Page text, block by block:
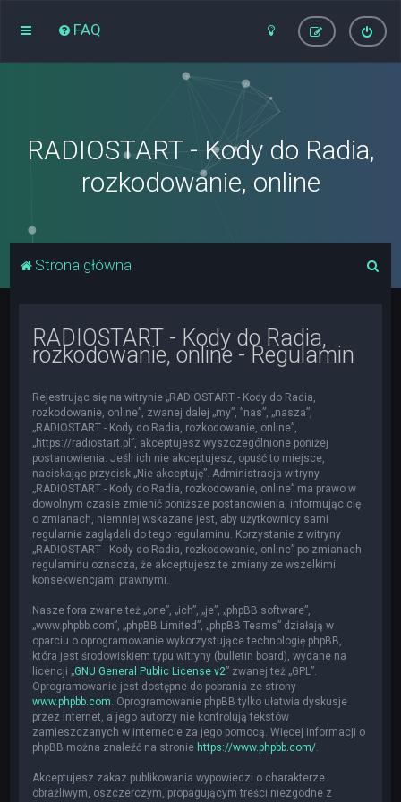
FAQ
RADIOSTART - Kody do Radia,
rozkodowanie, online
Strona główna
RADIOSTART - Kody do Radia,
rozkodowanie, online - Regulamin
Rejestrując się na witrynie „RADIOSTART - Kody do Radia,
rozkodowanie, online”, zwanej dalej „my”, ”nas”, „nasza”,
„RADIOSTART - Kody do Radia, rozkodowanie, online”,
„https://radiostart.pl”, akceptujesz wyszczególnione poniżej
postanowienia. Jeśli ich nie akceptujesz, opuść to miejsce,
naciskając przycisk „Nie akceptuję”. Administracja witryny
„RADIOSTART - Kody do Radia, rozkodowanie, online” ma prawo w
dowolnym czasie zmienić poniższe postanowienia, informując cię
o zmianach, niemniej wskazane jest, aby użytkownicy sami
regularnie zaglądali do tego regulaminu. Korzystanie z witryny
„RADIOSTART - Kody do Radia, rozkodowanie, online” po zmianach
regulaminu oznacza, że akceptujesz te zmiany ze wszelkimi
konsekwencjami prawnymi.
Nasze fora zwane też „one”, „ich”, „je”, „phpBB software”,
„www.phpbb.com”, „phpBB Limited”, „phpBB Teams” działają w
oparciu o oprogramowanie wykorzystujące technologię phpBB,
która jest środowiskiem typu witryny (bulletin board), wydane na
licencji „GNU General Public License v2” zwanej też „GPL”.
Oprogramowanie jest dostępne do pobrania ze strony
www.phpbb.com . Oprogramowanie phpBB tylko ułatwia dyskusje
przez internet, a jego autorzy nie kontrolują tekstów
zamieszczanych w internecie za jego pomocą. Więcej informacji o
phpBB można znaleźć na stronie https://www.phpbb.com/
Akceptujesz zakaz publikowania wypowiedzi o charakterze
obraźliwym, oszczerczym, propagującym treści niezgodne z